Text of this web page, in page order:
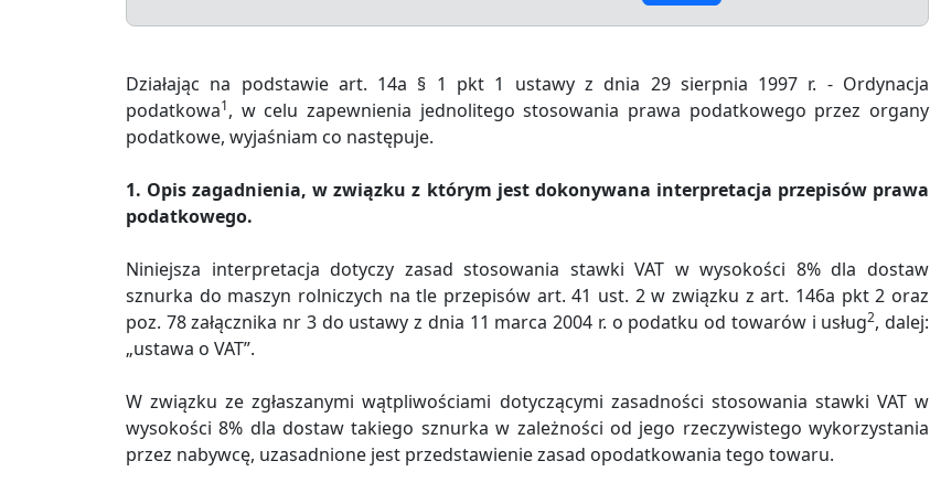
Działając na podstawie art. 14a § 1 pkt 1 ustawy z dnia 29 sierpnia 1997 r. - Ordynacja
podatkowa1, w celu zapewnienia jednolitego stosowania prawa podatkowego przez organy
podatkowe, wyjaśniam co następuje.
1. Opis zagadnienia, w związku z którym jest dokonywana interpretacja przepisów prawa
podatkowego.
Niniejsza interpretacja dotyczy zasad stosowania stawki VAT w wysokości 8% dla dostaw
sznurka do maszyn rolniczych na tle przepisów art. 41 ust. 2 w związku z art. 146a pkt 2 oraz
poz. 78 załącznika nr 3 do ustawy z dnia 11 marca 2004 r. o podatku od towarów i usług2, dalej:
„ustawa o VAT”.
W związku ze zgłaszanymi wątpliwościami dotyczącymi zasadności stosowania stawki VAT w
wysokości 8% dla dostaw takiego sznurka w zależności od jego rzeczywistego wykorzystania
przez nabywcę, uzasadnione jest przedstawienie zasad opodatkowania tego towaru.